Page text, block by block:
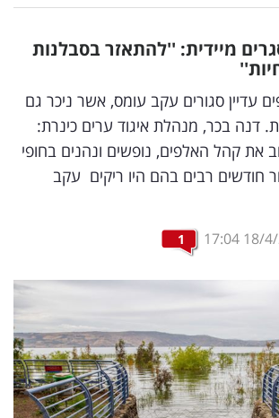
מיידית: ''להתאזר בסבלנות
עדיין סגורים עקב עומס, אשר ניכר גם
דנה בכר, מנהלת איגוד ערים כינרת:
את קהל האלפים, נופשים ונהנים בחופי
חודשים רבים בהם היו ריקים עקב
18/
17:04
1